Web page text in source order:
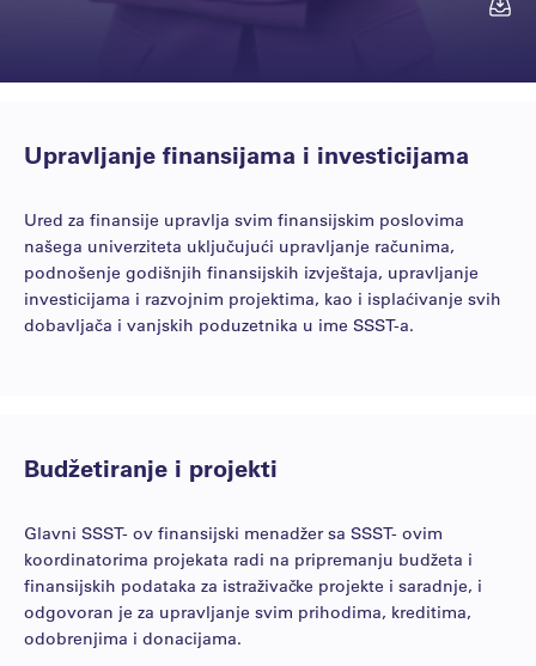
amajla.pribinja@ssst...
Upravljanje finansijama i investicijama
Ured za finansije upravlja svim finansijskim poslovima
našega univerziteta uključujući upravljanje računima,
podnošenje godišnjih finansijskih izvještaja, upravljanje
investicijama i razvojnim projektima, kao i isplaćivanje svih
dobavljača i vanjskih poduzetnika u ime SSST-a.
Budžetiranje i projekti
Glavni SSST- ov finansijski menadžer sa SSST- ovim
koordinatorima projekata radi na pripremanju budžeta i
finansijskih podataka za istraživačke projekte i saradnje, i
odgovoran je za upravljanje svim prihodima, kreditima,
odobrenjima i donacijama.